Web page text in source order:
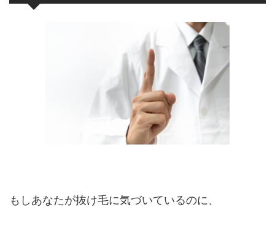
もしあなたが抜け毛に気づいているのに、